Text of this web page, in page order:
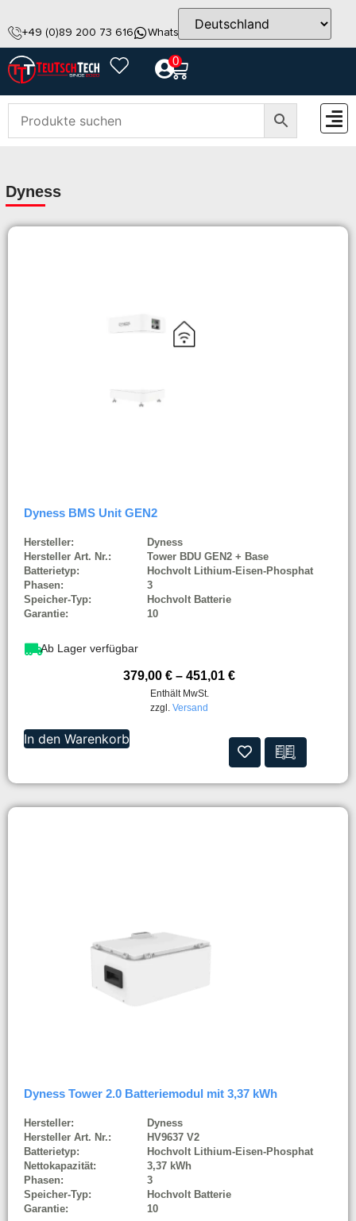
+49 (0)89 200 73 616 WhatsApp info@teutschtech.com
0
Dyness
Dyness BMS Unit GEN2
Hersteller:
Dyness
Hersteller Art. Nr.:
Tower BDU GEN2 + Base
Batterietyp:
Hochvolt Lithium-Eisen-Phosphat
Phasen:
3
Speicher-Typ:
Hochvolt Batterie
Garantie:
10
Ab Lager verfügbar
379,00 € – 451,01 €
Enthält MwSt.
zzgl. Versand
In den Warenkorb
Dyness Tower 2.0 Batteriemodul mit 3,37 kWh
Hersteller:
Dyness
Hersteller Art. Nr.:
HV9637 V2
Batterietyp:
Hochvolt Lithium-Eisen-Phosphat
Nettokapazität:
3,37 kWh
Phasen:
3
Speicher-Typ:
Hochvolt Batterie
Garantie:
10